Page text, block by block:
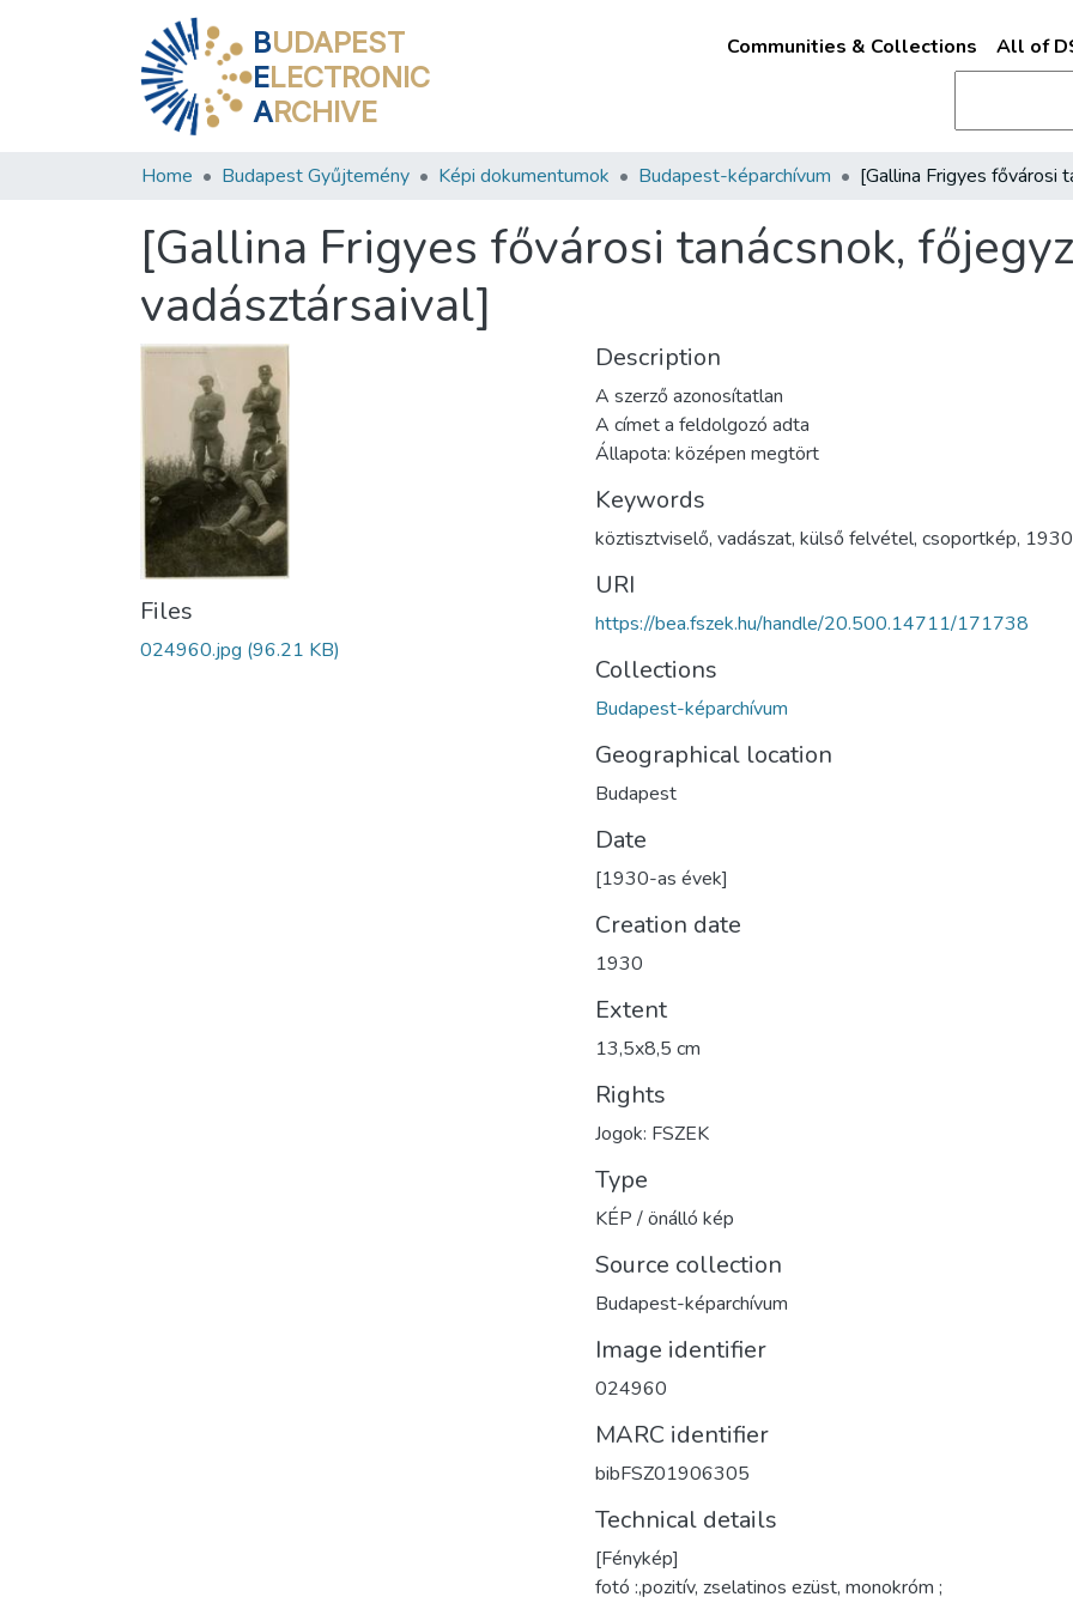
BUDAPEST
ELECTRONIC
ARCHIVE
Communities & Collections All of
Home Budapest Gyűjtemény Képi dokumentumok Budapest-képarchívum
[Gallina Frigyes fővárosi tanácsnok,
vadásztársaival]
Files
024960.jpg (96.21 KB)
Description
A szerző azonosítatlan
A címet a feldolgozó adta
Állapota: középen megtört
Keywords
köztisztviselő, vadászat, külső felvétel, csoportkép,
URI
https://bea.fszek.hu/handle/20.500.14711/171738
Collections
Budapest-képarchívum
Geographical location
Budapest
Date
[1930-as évek]
Creation date
1930
Extent
13,5x8,5 cm
Rights
Jogok: FSZEK
Type
KÉP / önálló kép
Source collection
Budapest-képarchívum
Image identifier
024960
MARC identifier
bibFSZ01906305
Technical details
[Fénykép]
fotó :,pozitív, zselatinos ezüst, monokróm ;